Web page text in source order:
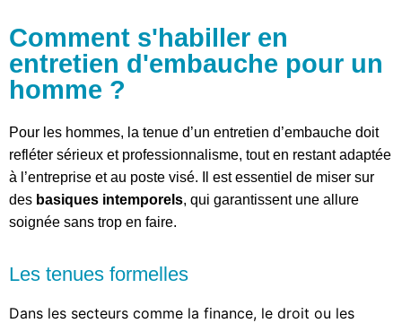
Comment s'habiller en
entretien d'embauche pour un
homme ?
Pour les hommes, la tenue d’un entretien d’embauche doit
refléter sérieux et professionnalisme, tout en restant adaptée
à l’entreprise et au poste visé. Il est essentiel de miser sur
des basiques intemporels, qui garantissent une allure
soignée sans trop en faire.
Les tenues formelles
Dans les secteurs comme la finance, le droit ou les